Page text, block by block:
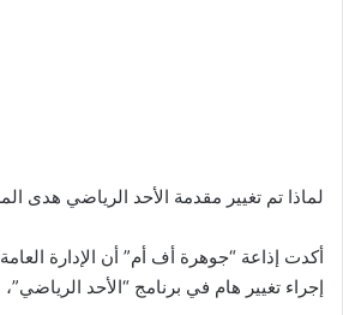
لماذا تم تغيير مقدمة الأحد الرياضي هدى
أكدت إذاعة “جوهرة أف أم” أن الإدارة
إجراء تغيير هام في برنامج “الأحد الرياضي”،